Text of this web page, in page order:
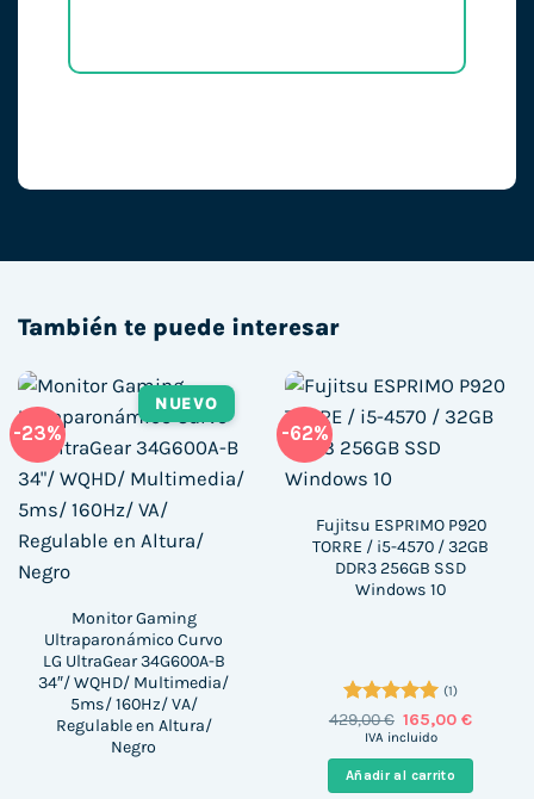
También te puede interesar
-23%
NUEVO
Monitor Gaming
Ultraparonámico Curvo
LG UltraGear 34G600A-B
34″/ WQHD/ Multimedia/
5ms/ 160Hz/ VA/
Regulable en Altura/
Negro
-62%
Fujitsu ESPRIMO P920
TORRE / i5-4570 / 32GB
DDR3 256GB SSD
Windows 10
Valorado
con5de 5
(1)
429,00€ El
precio
era:
429,00 €.
165,00€El
es:
165,00
IVA incluido
Añadir al carrito